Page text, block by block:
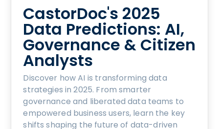
CastorDoc's 2025
Data Predictions: AI,
Governance & Citizen
Analysts
Discover how AI is transforming data
strategies in 2025. From smarter
governance and liberated data teams to
empowered business users, learn the key
shifts shaping the future of data-driven